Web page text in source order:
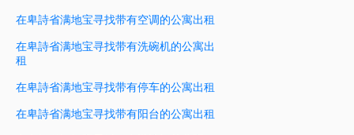
在卑詩省满地宝寻找带有空调的公寓出租
在卑詩省满地宝寻找带有洗碗机的公寓出
租
在卑詩省满地宝寻找带有停车的公寓出租
在卑詩省满地宝寻找带有阳台的公寓出租